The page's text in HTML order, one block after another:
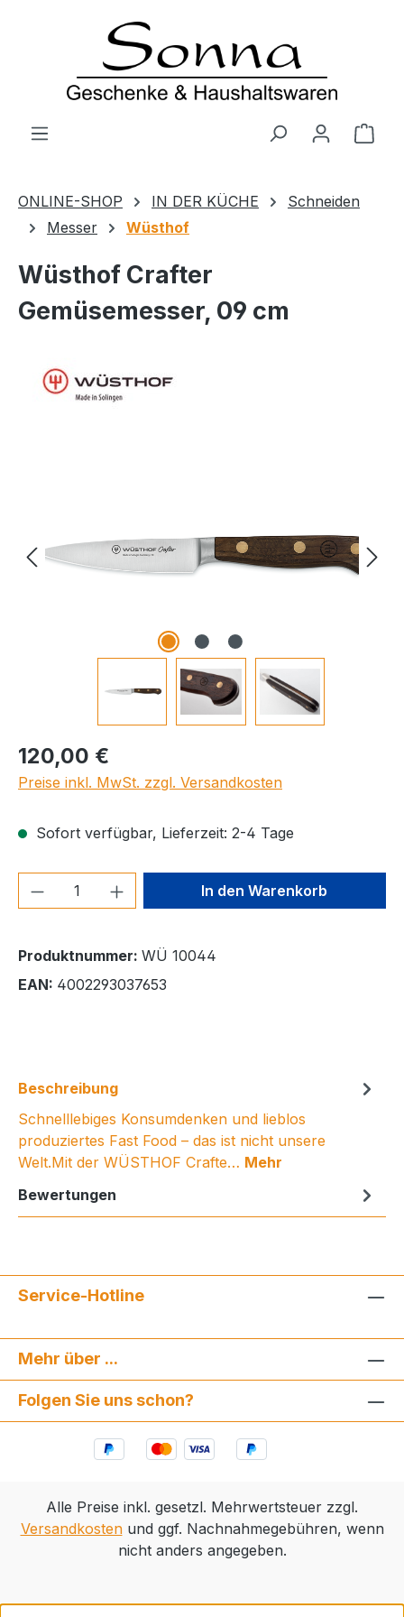
Zum Hauptinhalt springen
ONLINE-SHOP IN DER KÜCHE
Schneiden
Messer
Wüsthof
Wüsthof Crafter
Gemüsemesser, 09 cm
Regulärer Preis:
120,00 €
Preise inkl. MwSt. zzgl. Versandkosten
Sofort verfügbar, Lieferzeit: 2-4 Tage
Produkt Anzahl: Gib denIn den Warenkorb
Produktnummer: WÜ 10044
EAN: 4002293037653
Beschreibung
Schnelllebiges Konsumdenken und lieblos
produziertes Fast Food – das ist nicht unsere
Welt.Mit der WÜSTHOF Crafte… Mehr
Bewertungen
Service-Hotline
Mehr über ...
Folgen Sie uns schon?
Alle Preise inkl. gesetzl. Mehrwertsteuer zzgl.
Versandkostenund ggf. Nachnahmegebühren, wenn
nicht anders angegeben.